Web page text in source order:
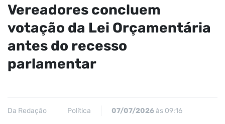
Vereadores concluem
votação da Lei Orçamentária
antes do recesso
parlamentar
Da Redação Política 07/07/2026às 09:16